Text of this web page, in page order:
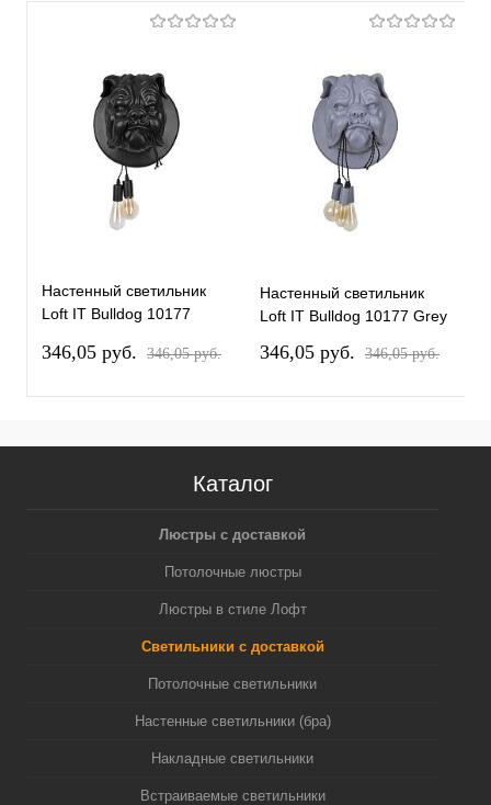
Настенный светильник
Loft IT Bulldog 10177
346,05 pуб. 346,05 pуб.
Настенный светильник
Loft IT Bulldog 10177 Grey
346,05 pуб. 346,05 pуб.
Каталог
Люстры с доставкой
Потолочные люстры
Люстры в стиле Лофт
Светильники с доставкой
Потолочные светильники
Настенные светильники (бра)
Накладные светильники
Встраиваемые светильники